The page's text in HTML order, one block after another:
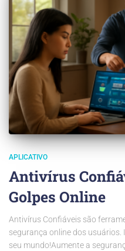
APLICATIVO
Antivírus
Golpes Online
Antivírus Confiáveis são
segurança online dos
seu mundo!Aumente a